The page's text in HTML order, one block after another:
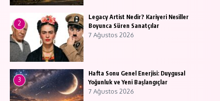
2
Legacy Artist Nedir? Kariyeri Nesiller
Boyunca Süren Sanatçılar
7 Ağustos 2026
3
Hafta Sonu Genel Enerjisi: Duygusal
Yoğunluk ve Yeni Başlangıçlar
7 Ağustos 2026